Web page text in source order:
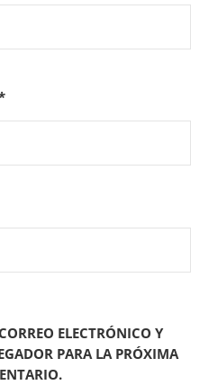
ELECTRÓNICO Y
PARA LA PRÓXIMA